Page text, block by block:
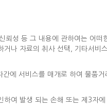
성 등 그 내용에 관하여는 어
나 자료의 취사 선택, 기타서비
에 서비스를 매개로 하여 물품
여 발생 되는 손해 또는 제3자